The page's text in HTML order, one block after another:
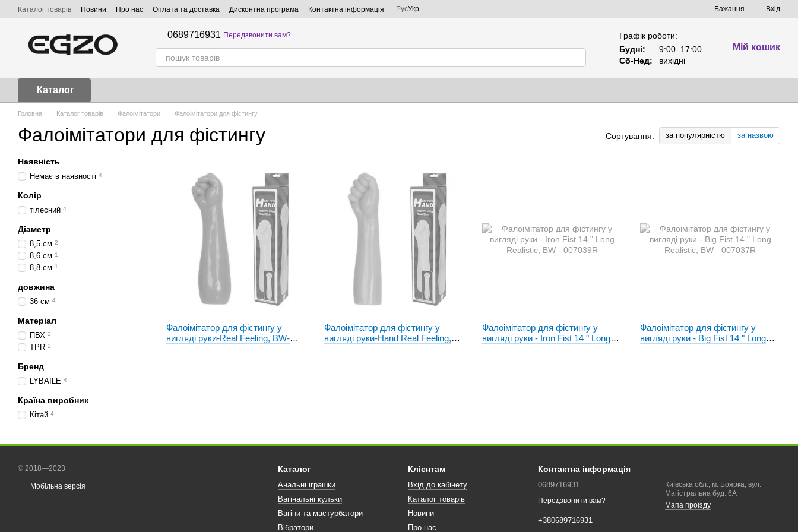
Перейти до основного контенту
Каталог товарів Новини Про нас Оплата та доставка Дисконтна програма Контактна інформація РусУкр Бажання Вхід
0689716931 Передзвонити вам?
Графік роботи:
Будні:
9:00–17:00
Сб-Нед:
вихідні
Мій кошик
Каталог
Головна Каталог товарів Фалоімітатори Фалоімітатори для фістингу
Фалоімітатори для фістингу Сортування: за популярністю за назвою
Фалоімітатор для фістингу у
вигляді руки-Real Feeling, BW-
Фалоімітатор для фістингу у
вигляді руки-Hand Real Feeling,
Фалоімітатор для фістингу у
вигляді руки - Iron Fist 14 " Long
Фалоімітатор для фістингу у
вигляді руки - Big Fist 14 " Long
Наявність
Немає в наявності 4
Колір
тілесний 4
Діаметр
8,5 см 2
8,6 см 1
8,8 см 1
довжина
36 см 4
Матеріал
ПВХ 2
TPR 2
Бренд
LYBAILE 4
Країна виробник
Кітай 4
© 2018—2023
Мобільна версія
Каталог
Анальні іграшки
Вагінальні кульки
Вагіни та мастурбатори
Вібратори
Клієнтам
Вхід до кабінету
Каталог товарів
Новини
Про нас
Контактна інформація
0689716931
Передзвонити вам?
+380689716931
Київська обл., м. Боярка, вул.
Магістральна буд. 6А
Мапа проїзду